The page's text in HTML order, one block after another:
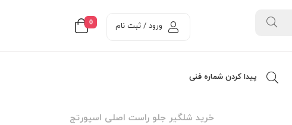
0 ورود / ثبت نام
پیدا کردن شماره فنی
خرید شلگیر جلو راست اصلی اسپورتج